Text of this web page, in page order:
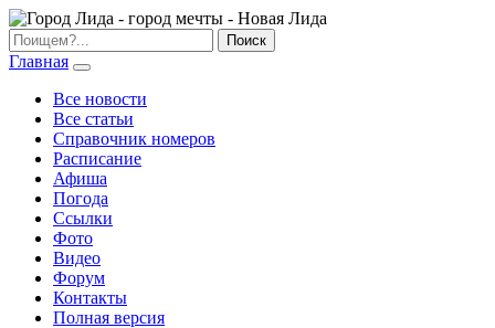
Главная
Все новости
Все статьи
Справочник номеров
Расписание
Афиша
Погода
Ссылки
Фото
Видео
Форум
Контакты
Полная версия